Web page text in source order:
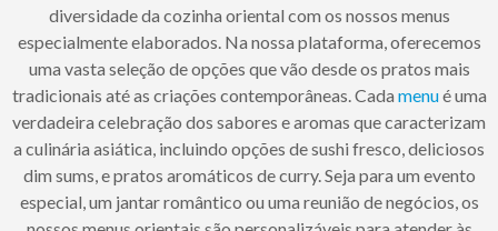
diversidade da cozinha oriental com os nossos menus
especialmente elaborados. Na nossa plataforma, oferecemos
uma vasta seleção de opções que vão desde os pratos mais
tradicionais até as criações contemporâneas. Cada menué uma
verdadeira celebração dos sabores e aromas que caracterizam
a culinária asiática, incluindo opções de sushi fresco, deliciosos
dim sums, e pratos aromáticos de curry. Seja para um evento
especial, um jantar romântico ou uma reunião de negócios, os